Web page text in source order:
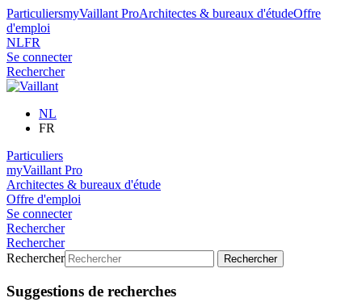
ParticuliersmyVaillant ProArchitectes & bureaux d'étudeOffre
d'emploi
NLFR
Se connecter
Rechercher
NL
FR
Particuliers
myVaillant Pro
Architectes & bureaux d'étude
Offre d'emploi
Se connecter
Rechercher
Rechercher
Rechercher
Rechercher
Suggestions de recherches